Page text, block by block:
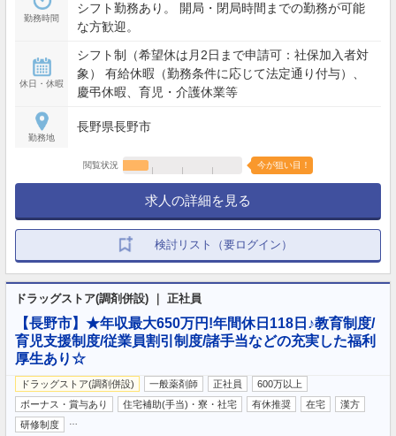
勤務時間
シフト勤務あり。 開局・閉局時間までの勤務が可能
な方歓迎。
休日・休暇
シフト制（希望休は月2日まで申請可：社保加入者対
象） 有給休暇（勤務条件に応じて法定通り付与）、
慶弔休暇、育児・介護休業等
勤務地
長野県長野市
閲覧状況 今が狙い目！
求人の詳細を見る
検討リスト（要ログイン）
ドラッグストア(調剤併設) ｜ 正社員
【長野市】★年収最大650万円!年間休日118日♪教育制度/
育児支援制度/従業員割引制度/諸手当などの充実した福利
厚生あり☆
ドラッグストア(調剤併設) 一般薬剤師 正社員
600万以上
ボーナス・賞与あり
住宅補助(手当)・寮・社宅 有休推奨 在宅
漢方
研修制度